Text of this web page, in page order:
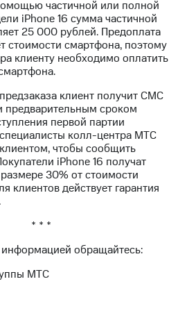
частичной или полной
iPhone 16 сумма частичной
25 000 рублей. Предоплата
стоимости смартфона, поэтому
клиенту необходимо оплатить
клиент получит СМС
предварительным сроком
первой партии
колл-центра МТС
чтобы сообщить
iPhone 16 получат
30% от стоимости
клиентов действует гарантия
* * *
обращайтесь:
МТС